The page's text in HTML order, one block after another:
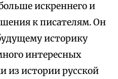
искреннего и
к писателям. Он
историку
интересных
из истории русской